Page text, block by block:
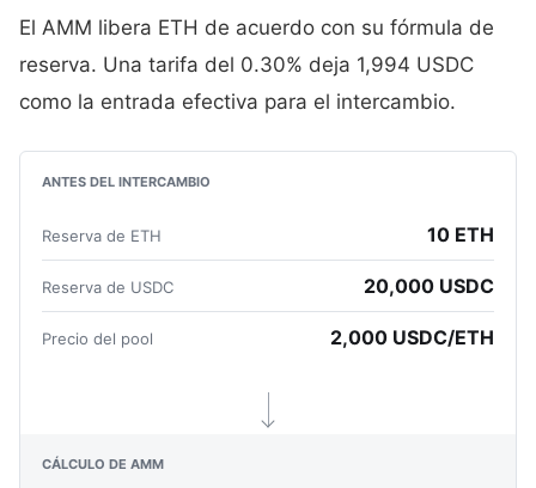
El AMM libera ETH de acuerdo con su fórmula de
reserva. Una tarifa del 0.30% deja 1,994 USDC
como la entrada efectiva para el intercambio.
ANTES DEL INTERCAMBIO
Reserva de ETH 10 ETH
Reserva de USDC 20,000 USDC
Precio del pool 2,000 USDC/ETH
CÁLCULO DE AMM